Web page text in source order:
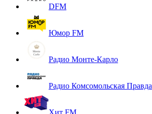
DFM
Юмор FM
Радио Монте-Карло
Радио Комсомольская Правда